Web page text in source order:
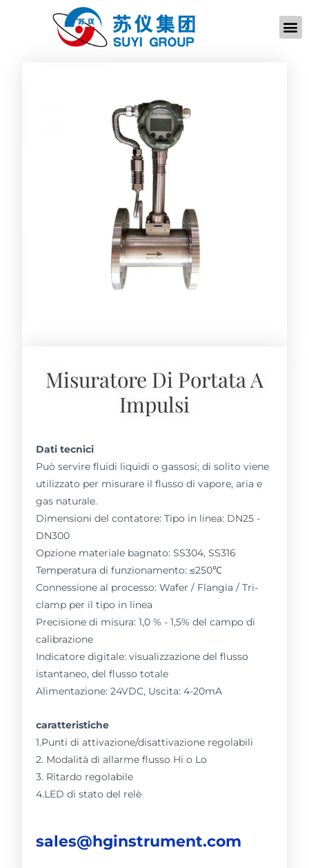
Misuratore Di Portata A
Impulsi
Dati tecnici
Può servire fluidi liquidi o gassosi; di solito viene
utilizzato per misurare il flusso di vapore, aria e
gas naturale.
Dimensioni del contatore: Tipo in linea: DN25 -
DN300
Opzione materiale bagnato: SS304, SS316
Temperatura di funzionamento: ≤250℃
Connessione al processo: Wafer / Flangia / Tri-
clamp per il tipo in linea
Precisione di misura: 1,0 % - 1,5% del campo di
calibrazione
Indicatore digitale: visualizzazione del flusso
istantaneo, del flusso totale
Alimentazione: 24VDC, Uscita: 4-20mA
caratteristiche
1.Punti di attivazione/disattivazione regolabili
2. Modalità di allarme flusso Hi o Lo
3. Ritardo regolabile
4.LED di stato del relè
sales@hginstrument.com